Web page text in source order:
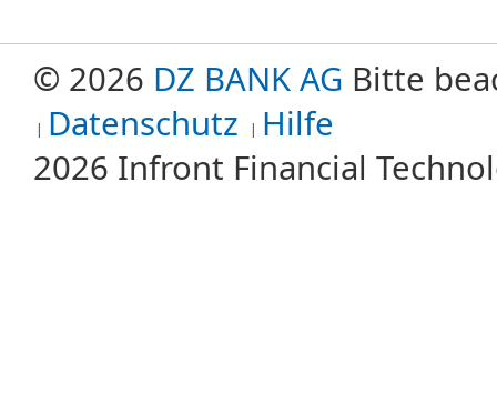
© 2026 DZ BANK AG Bitte
Datenschutz Hilfe
2026 Infront Financial